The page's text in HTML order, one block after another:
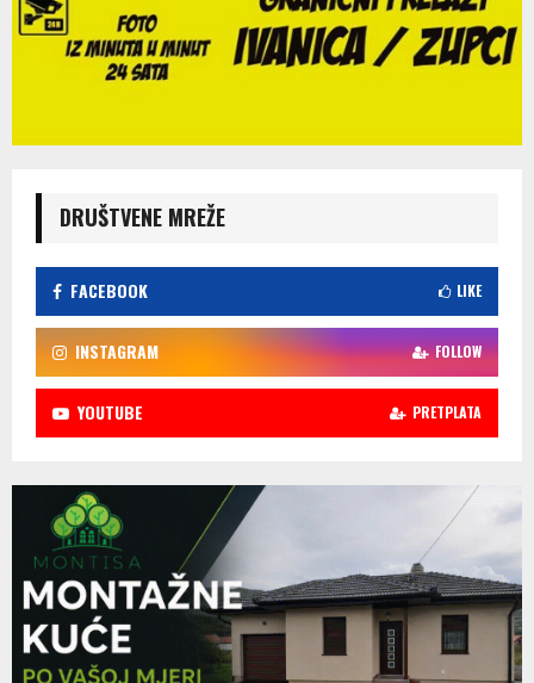
DRUŠTVENE MREŽE
FACEBOOK LIKE
INSTAGRAM FOLLOW
YOUTUBE PRETPLATA